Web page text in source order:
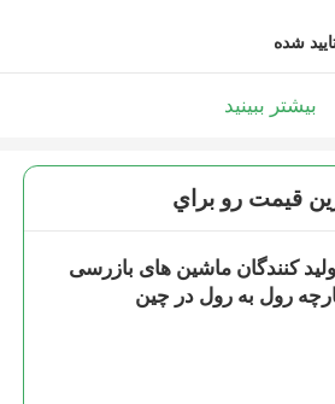
شده
بیشتر ببینید
قيمت رو براي
کنندگان ماشین های بازرسی
رول به رول در چین